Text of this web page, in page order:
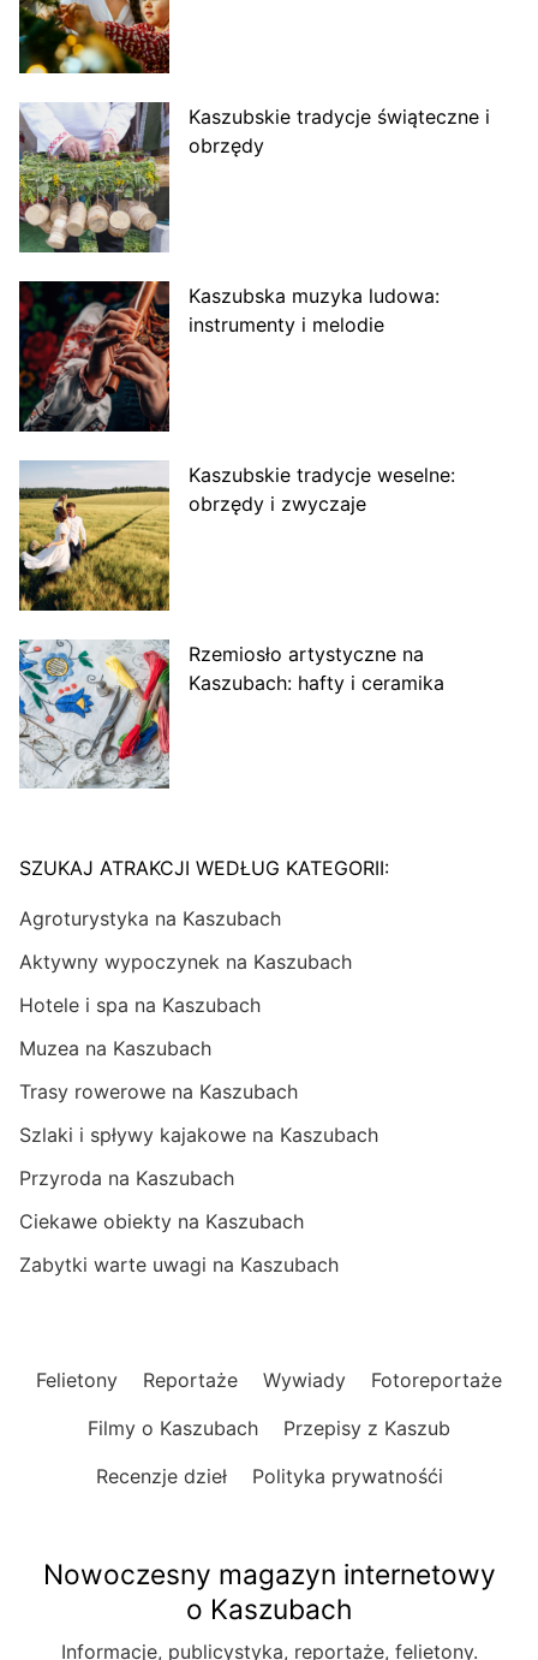
Kaszubskie tradycje świąteczne i
obrzędy
Kaszubska muzyka ludowa:
instrumenty i melodie
Kaszubskie tradycje weselne:
obrzędy i zwyczaje
Rzemiosło artystyczne na
Kaszubach: hafty i ceramika
SZUKAJ ATRAKCJI WEDŁUG KATEGORII:
Agroturystyka na Kaszubach
Aktywny wypoczynek na Kaszubach
Hotele i spa na Kaszubach
Muzea na Kaszubach
Trasy rowerowe na Kaszubach
Szlaki i spływy kajakowe na Kaszubach
Przyroda na Kaszubach
Ciekawe obiekty na Kaszubach
Zabytki warte uwagi na Kaszubach
Felietony Reportaże Wywiady
Fotoreportaże
Filmy o Kaszubach
Przepisy z Kaszub
Recenzje dzieł
Polityka prywatnośći
Nowoczesny magazyn internetowy
o Kaszubach
Informacje, publicystyka, reportaże, felietony.